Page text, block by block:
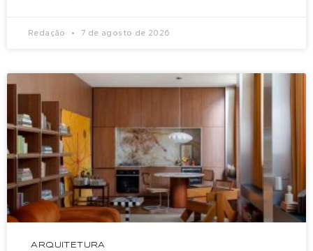
Redação 7 de agosto de 2026
ARQUITETURA